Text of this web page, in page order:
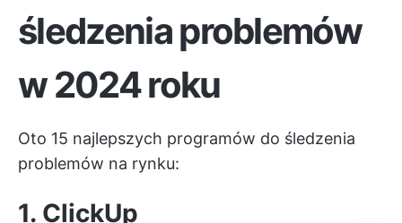
śledzenia problemów
w 2024 roku
Oto 15 najlepszych programów do śledzenia
problemów na rynku:
1. ClickUp